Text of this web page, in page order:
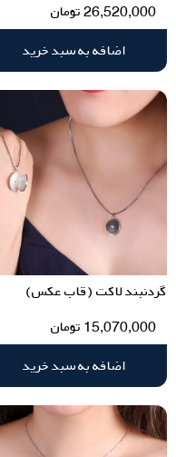
26,520,000تومان
اضافه به سبد خرید
گردنبند لاکت (قاب عکس)
15,070,000 تومان
اضافه به سبد خرید